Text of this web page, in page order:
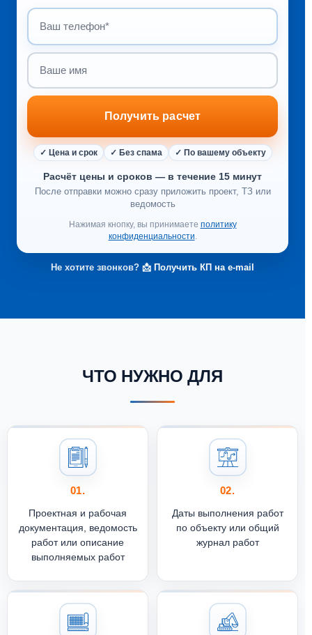
Чтобы понять, как выглядит правильно оформленный акт
КС-2, мы подготовили
Такой пример помогает руководителям и специалистам
увидеть, как документ выглядит на практике и какие ошибки
чаще всего встречаются.
Получить расчет
✓ Цена и срок ✓ Без спама ✓ По вашему объекту
Расчёт цены и сроков — в течение 15 минут
После отправки можно сразу приложить проект, ТЗ или
ведомость
Нажимая кнопку, вы принимаете политику
конфиденциальности
Не хотите звонков? 📩 Получить КП на e-mail
ЧТО НУЖНО ДЛЯ
01.
Проектная и рабочая
документация, ведомость
работ или описание
выполняемых работ
02.
Даты выполнения работ
по объекту или общий
журнал работ